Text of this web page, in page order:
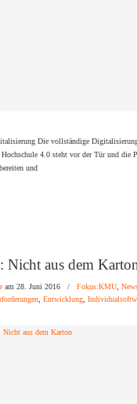
Die vollständige
Hochschule 4.0 steht vor der Tür und die
und
Nicht aus dem
am 28. Juni 2016 / Fokus:KMU,
, Entwicklung,